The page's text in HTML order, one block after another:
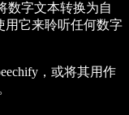
数字文本转换为自
用它来聆听任何数字
，或将其用作
。